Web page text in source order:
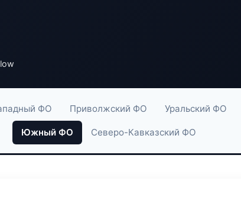
ФО Приволжский ФО Уральский ФО
Южный ФО Северо-Кавказский ФО